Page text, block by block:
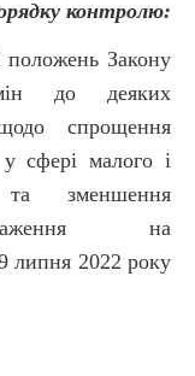
контролю:
положень Закону
до деяких
спрощення
сфері малого і
та зменшення
на
липня 2022 року